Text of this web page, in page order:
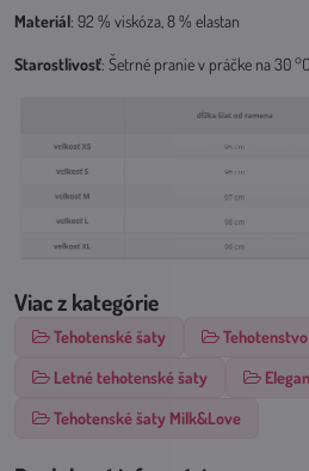
Materiál: 92 % viskóza, 8 % elastan
Starostlivosť: Šetrné pranie v práčke na 30
Viac z kategórie
Tehotenské šaty
Tehotenstvo
Letné tehotenské šaty
Tehotenské šaty Milk&Love